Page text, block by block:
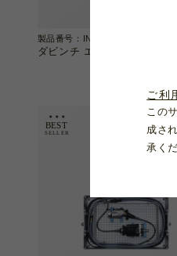
ご利
この
成さ
承く
製品番号：INS-8930-R
ダビンチ エンドスコープ用